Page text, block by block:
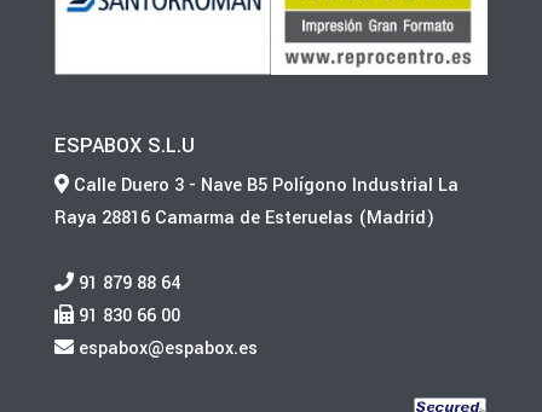
ESPABOX S.L.U
Calle Duero 3 - Nave B5 Polígono Industrial La
Raya 28816 Camarma de Esteruelas (Madrid)
91 879 88 64
91 830 66 00
espabox@espabox.es